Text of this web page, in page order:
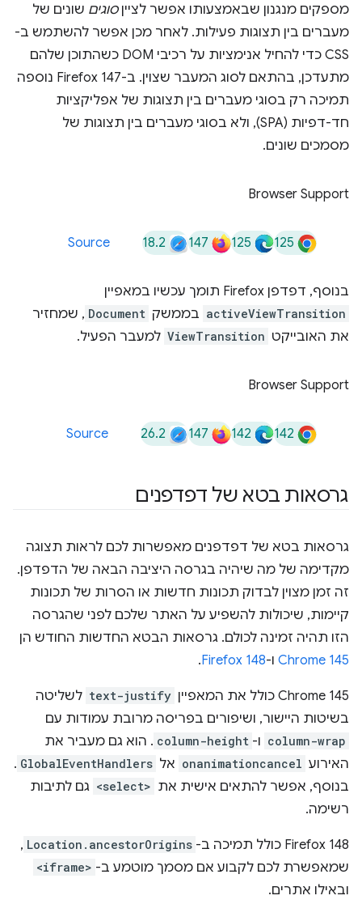
מספקים מנגנון שבאמצעותו אפשר לצייןסוגים שונים של
מעברים בין תצוגות פעילות. לאחר מכן אפשר להשתמש ב-
CSS כדי להחיל אנימציות על רכיבי DOM כשהתוכן שלהם
מתעדכן, בהתאם לסוג המעבר שצוין. ב-Firefox 147 נוספה
תמיכה רק בסוגי מעברים בין תצוגות של אפליקציות
חד-דפיות (SPA), ולא בסוגי מעברים בין תצוגות של
מסמכים שונים.
Browser Support
125
125
147
18.2
Source
בנוסף, דפדפן Firefox תומך עכשיו במאפיין
activeViewTransition בממשק Document , שמחזיר
את האובייקט ViewTransition למעבר הפעיל.
Browser Support
142
142
147
26.2
Source
גרסאות בטא של דפדפנים
גרסאות בטא של דפדפנים מאפשרות לכם לראות תצוגה
מקדימה של מה שיהיה בגרסה היציבה הבאה של הדפדפן.
זה זמן מצוין לבדוק תכונות חדשות או הסרות של תכונות
קיימות, שיכולות להשפיע על האתר שלכם לפני שהגרסה
הזו תהיה זמינה לכולם. גרסאות הבטא החדשות החודש הן
Chrome 145 ו-Firefox 148
.
‫Chrome 145 כולל את המאפיין text-justify לשליטה
בשיטות היישור, ושיפורים בפריסה מרובת עמודות עם
column-wrap ו- column-height . הוא גם מעביר את
האירוע onanimationcancel אל GlobalEventHandlers
.
בנוסף, אפשר להתאים אישית את <select> גם לתיבות
רשימה.
‫Firefox 148 כולל תמיכה ב- Location.ancestorOrigins
,
שמאפשרת לכם לקבוע אם מסמך מוטמע ב- <iframe>
ובאילו אתרים.